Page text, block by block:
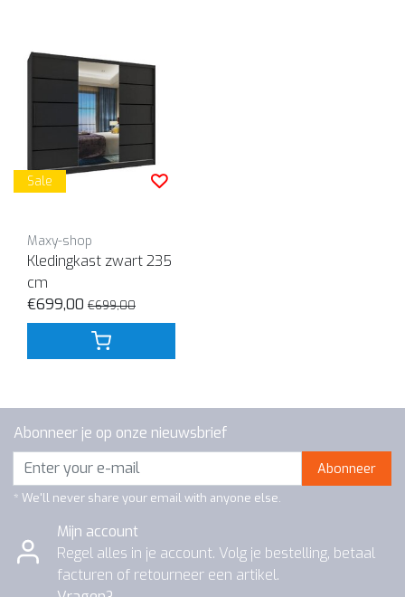
Sale
Maxy-shop
Kledingkast zwart 235
cm
€699,00 €699,00
Abonneer je op onze nieuwsbrief
Abonneer
* We'll never share your email with anyone else.
Mijn account
Regel alles in je account. Volg je bestelling, betaal
facturen of retourneer een artikel.